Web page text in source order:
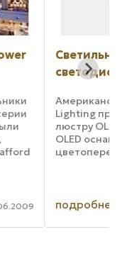
Светильники на
светодиодов
Американская
Lighting
люстру OLED и бра
OLED оснащается
цветопеременными
использованием
однодюймовых
подробнее